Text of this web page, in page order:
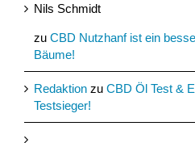
Nils Schmidt
zu CBD Nutzhanf ist ein
Bäume!
Redaktion zu CBD Öl Test &
Testsieger!